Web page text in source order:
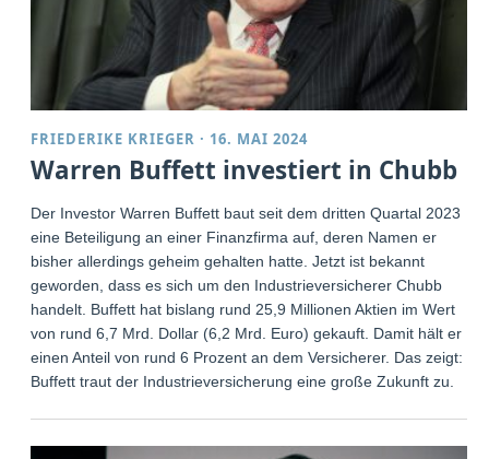
FRIEDERIKE KRIEGER · 16. MAI 2024
Warren Buffett investiert in Chubb
Der Investor Warren Buffett baut seit dem dritten Quartal 2023
eine Beteiligung an einer Finanzfirma auf, deren Namen er
bisher allerdings geheim gehalten hatte. Jetzt ist bekannt
geworden, dass es sich um den Industrieversicherer Chubb
handelt. Buffett hat bislang rund 25,9 Millionen Aktien im Wert
von rund 6,7 Mrd. Dollar (6,2 Mrd. Euro) gekauft. Damit hält er
einen Anteil von rund 6 Prozent an dem Versicherer. Das zeigt:
Buffett traut der Industrieversicherung eine große Zukunft zu.